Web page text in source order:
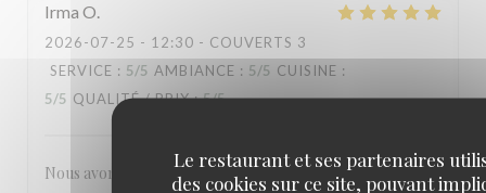
Le restaurant et ses partenaires
des cookies sur ce site, pouvant
Irma O
2026-07-25 - 12:30 - COUVERTS 3
SERVICE : 5/5 AMBIANCE : 5/5 CUISINE :
5/5 QUALITÉ / PRIX: 5/5
Nous avons tous aimé notre visite : la cuisine française telle